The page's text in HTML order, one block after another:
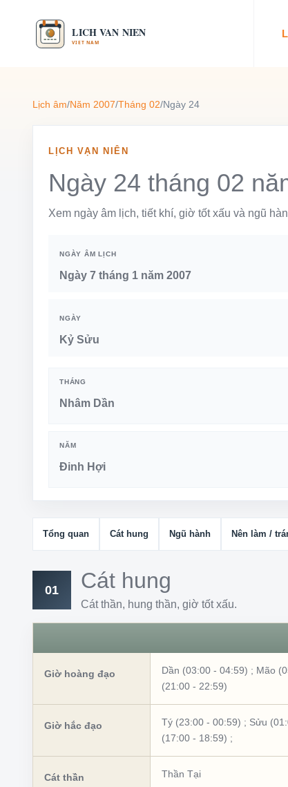
Lịch âm/Năm 2007/Tháng 02/Ngày 24
LỊCH VẠN NIÊN
Ngày 24 tháng 02
Xem ngày âm lịch, tiết khí, giờ tốt xấu và ngũ
NGÀY ÂM LỊCH
Ngày 7 tháng 1 năm 2007
NGÀY
Kỷ Sửu
THÁNG
Nhâm Dần
NĂM
Đinh Hợi
Tổng quan Cát hung Ngũ hành Nên làm /
01 Cát hung
Cát thần, hung thần, giờ tốt xấu.
Giờ hoàng đạo Dần (03:00 - 04:59) ; Mão
(21:00 - 22:59)
Giờ hắc đạo Tý (23:00 - 00:59) ; Sửu
(17:00 - 18:59) ;
Cát thần Thần Tại